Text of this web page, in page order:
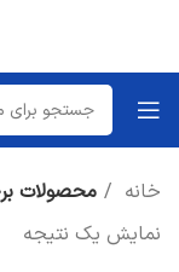
خانه
محصولات
نمایش یک نتیجه